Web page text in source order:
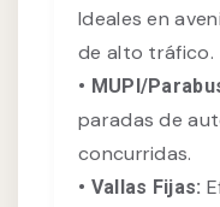
Ideales en
de alto tráfico.
• MUPI/
paradas de
concurridas.
• Vallas Fijas: